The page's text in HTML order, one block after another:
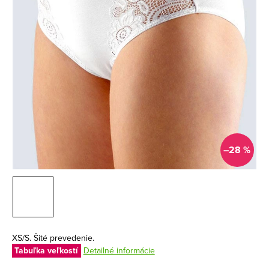
–28 %
XS/S. Šité prevedenie.
Tabuľka veľkostí Detailné informácie